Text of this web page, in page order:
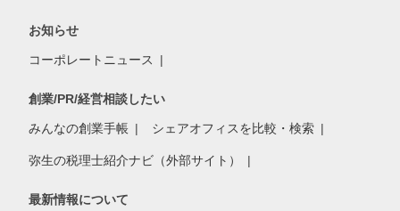
お知らせ
コーポレートニュース
創業/PR/経営相談したい
みんなの創業手帳 シェアオフィスを比較・検索
弥生の税理士紹介ナビ（外部サイト）
最新情報について